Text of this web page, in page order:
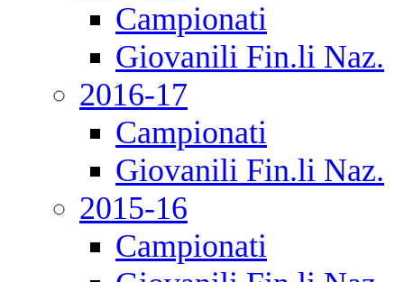
Campionati
Giovanili Fin.li Naz.
2016-17
Campionati
Giovanili Fin.li Naz.
2015-16
Campionati